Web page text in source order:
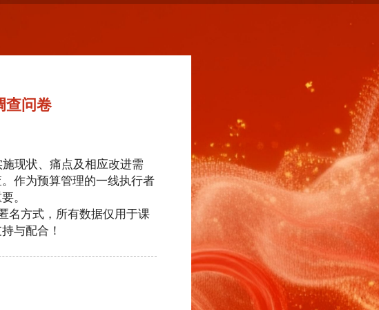
查问卷
现状、痛点及相应改进需
作为预算管理的一线执行者
。
方式，所有数据仅用于课
与配合！